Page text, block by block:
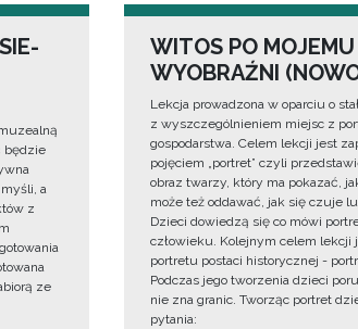
będzie
a
z
ze
WITOS PO
WYOBRAŹNI
Lekcja prowadzona w oparciu o
z wyszczególnieniem miejsc z
gospodarstwa. Celem lekcji jest
pojęciem „portret” czyli
obraz twarzy, który ma pokazać,
może też oddawać, jak się czuje
Dzieci dowiedzą się co mówi
człowieku. Kolejnym celem lekcji
portretu postaci historycznej -
Podczas jego tworzenia dzieci
nie zna granic. Tworząc portret
pytania: